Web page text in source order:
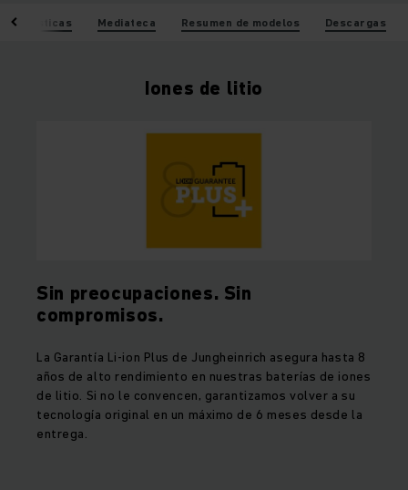
Mediateca Resumen de modelos Descargas
Iones de litio
Sin preocupaciones. Sin
compromisos.
La Garantía Li-ion Plus de Jungheinrich asegura hasta 8
años de alto rendimiento en nuestras baterías de iones
de litio. Si no le convencen, garantizamos volver a su
tecnología original en un máximo de 6 meses desde la
entrega.